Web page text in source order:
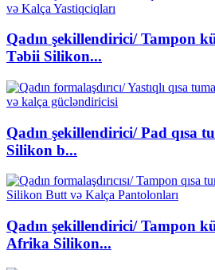
Qadın şekillendirici/ Tampon
Təbii Silikon...
Qadın şekillendirici/ Pad qısa
Silikon b...
Qadın şekillendirici/ Tampon
Afrika Silikon...